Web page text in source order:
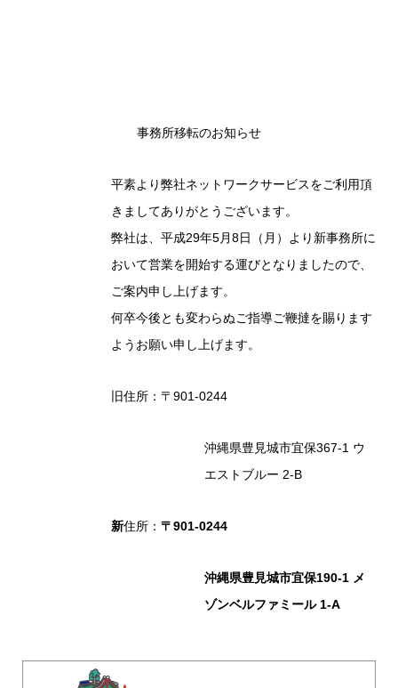
事務所移転のお知らせ
平素より弊社ネットワークサービスをご利用頂
きましてありがとうございます。
弊社は、平成29年5月8日（月）
より新事務所に
おいて営業を開始する運びとなりましたので、
ご案内申し上げます。
何卒今後とも変わらぬご指導ご鞭撻を賜ります
ようお願い申し上げます。
旧住所：〒901-0244
沖縄県豊見城市宜保367-1 ウ
エストブルー 2-B
新住所： 〒901-0244
沖縄県豊見城市宜保190-1 メ
ゾンベルファミール 1-A